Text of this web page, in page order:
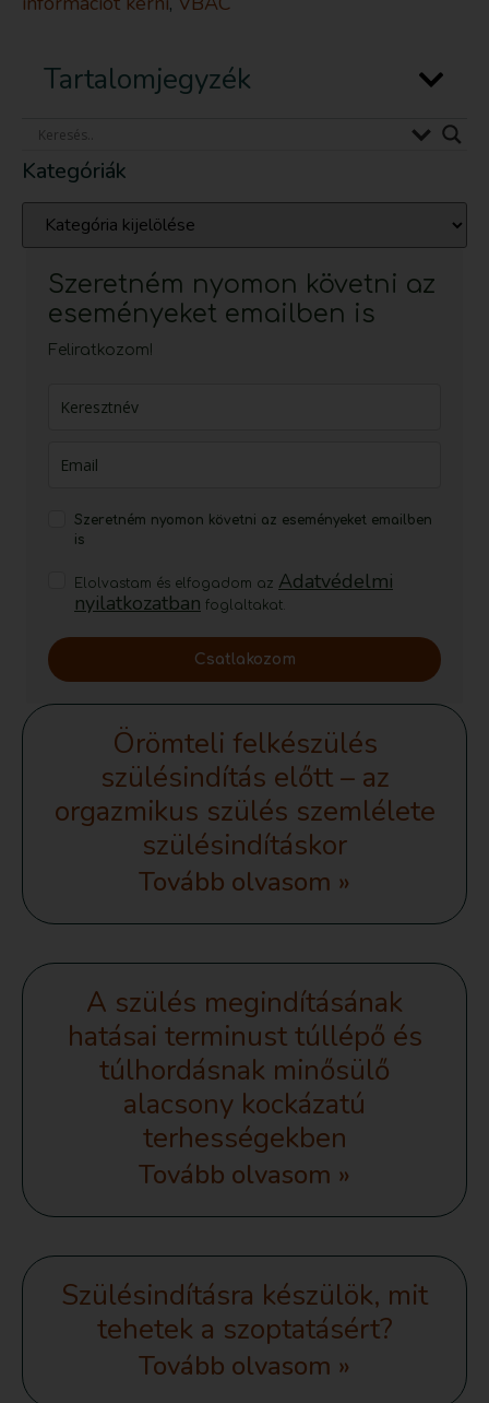
Tartalomjegyzék
Kategóriák
Szeretném nyomon követni az
eseményeket emailben is
Feliratkozom!
Szeretném nyomon követni az eseményeket emailben
is
Elolvastam és elfogadom az Adatvédelmi
nyilatkozatban foglaltakat.
Csatlakozom
Örömteli felkészülés
szülésindítás előtt – az
orgazmikus szülés szemlélete
szülésindításkor
Tovább olvasom »
A szülés megindításának
hatásai terminust túllépő és
túlhordásnak minősülő
alacsony kockázatú
terhességekben
Tovább olvasom »
Szülésindításra készülök, mit
tehetek a szoptatásért?
Tovább olvasom »